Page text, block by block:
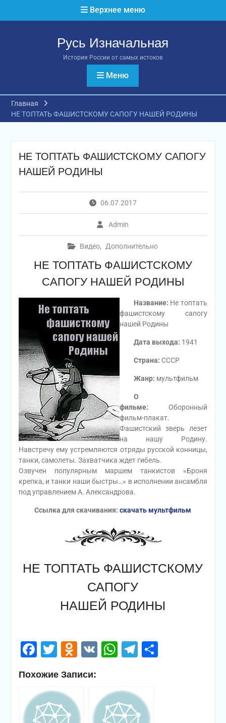
Верхнее меню
Русь Изначальная
История России от самых истоков
Меню
Главная
НЕ ТОПТАТЬ ФАШИСТСКОМУ САПОГУ НАШЕЙ РОДИНЫ
НЕ ТОПТАТЬ ФАШИСТСКОМУ САПОГУ
НАШЕЙ РОДИНЫ
06.07.2017
Admin
Видео, Дополнительно
НЕ ТОПТАТЬ ФАШИСТСКОМУ
САПОГУ НАШЕЙ РОДИНЫ
Название: Не топтать
фашистскому сапогу
нашей Родины
Дата выхода: 1941
Страна: СССР
Жанр: мультфильм
О
фильме: Оборонный
фильм-плакат.
Фашистский зверь лезет
на нашу Родину.
Навстречу ему устремляются отряды русской конницы,
танки, самолеты. Захватчика ждет гибель.
Озвучен популярным маршем танкистов «Броня
крепка, и танки наши быстры…» в исполнении ансамбля
под управлением А. Александрова.
Ссылка для скачивания: скачать мультфильм
НЕ ТОПТАТЬ ФАШИСТСКОМУ
САПОГУ
НАШЕЙ РОДИНЫ
Facebook
Twitter
Odnoklassniki
VKWhatsApp
Telegram
Похожие Записи: